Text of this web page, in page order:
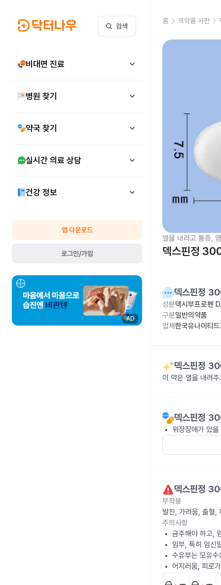
검색
비대면 진료
병원 찾기
약국 찾기
실시간 의료 상담
건강 정보
앱 다운로드
로그인/가입
AD
홈 의약품 사전
열을 내리고 통증,
덱스핀정
덱스핀정
성분덱시부프로펜
구분일반의약품
업체 한국유나이티
덱스핀정
이 약은 열을 내려
덱스핀정
위장장애가 있
덱스핀정
부작용
발진, 가려움, 출혈,
주의사항
금주해야 하고,
임부, 특히 임신
수유부는 모유
어지러움, 피로